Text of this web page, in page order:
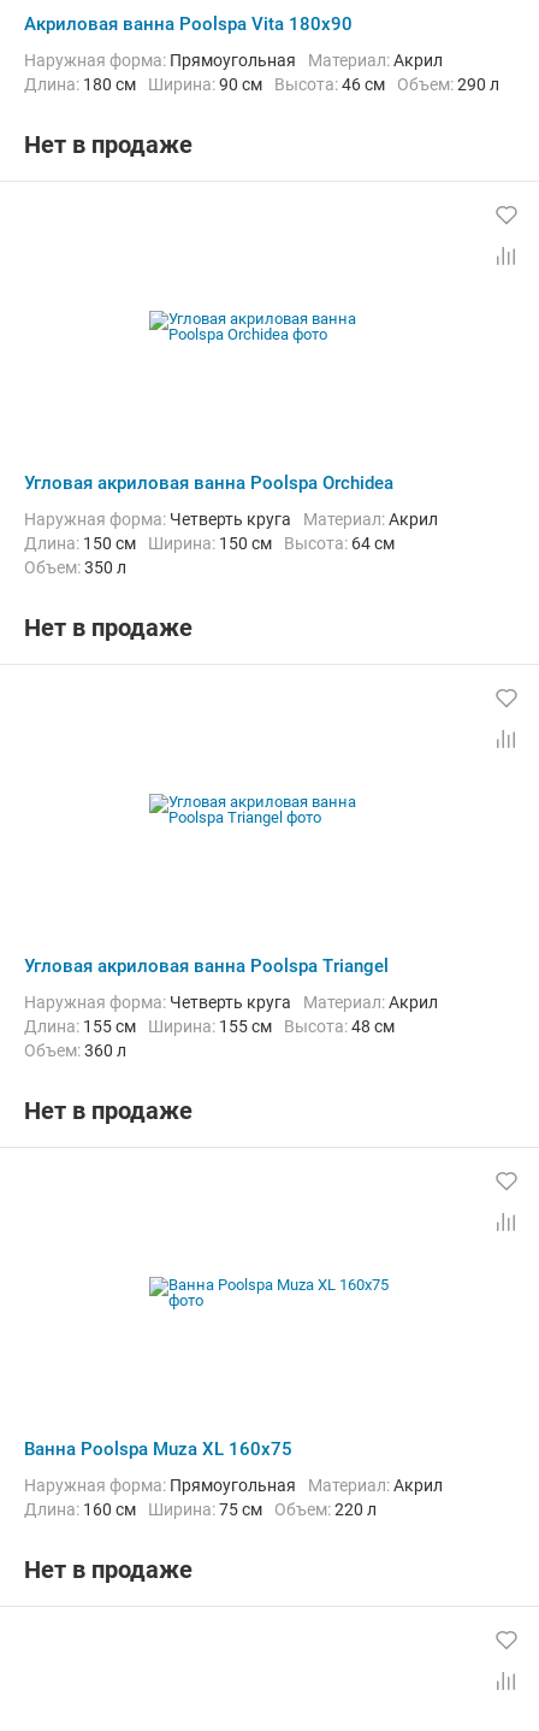
Акриловая ванна Poolspa Vita 180x90
Наружная форма: Прямоугольная Материал:Акрил
Длина: 180 см Ширина:90 см Высота:46 см Объем:290 л
Нет в продаже
Угловая акриловая ванна Poolspa Orchidea
Наружная форма: Четверть круга Материал:Акрил
Длина: 150 см Ширина: 150 см Высота: 64 см
Объем:350 л
Нет в продаже
Угловая акриловая ванна Poolspa Triangel
Наружная форма: Четверть круга Материал:Акрил
Длина: 155 см Ширина: 155 см Высота:48 см
Объем:360 л
Нет в продаже
Ванна Poolspa Muza XL 160x75
Наружная форма: Прямоугольная Материал:Акрил
Длина: 160 см Ширина:75 см Объем:220 л
Нет в продаже